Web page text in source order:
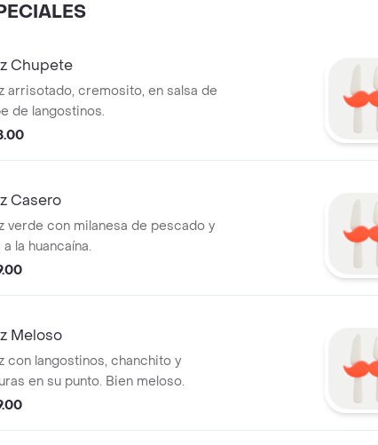
Chupete
arrisotado, cremosito, en salsa de
de langostinos.
Casero
verde con milanesa de pescado y
a la huancaína.
Meloso
con langostinos, chanchito y
en su punto. Bien meloso.